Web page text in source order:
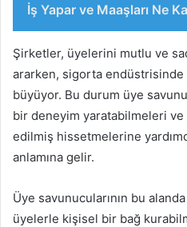
İş Yapar ve Maaşları Ne
Şirketler, üyelerini mutlu ve
ararken, sigorta endüstrisinde
büyüyor. Bu durum üye
bir deneyim yaratabilmeleri
edilmiş hissetmelerine
anlamına gelir.
Üye savunucularının bu
üyelerle kişisel bir bağ